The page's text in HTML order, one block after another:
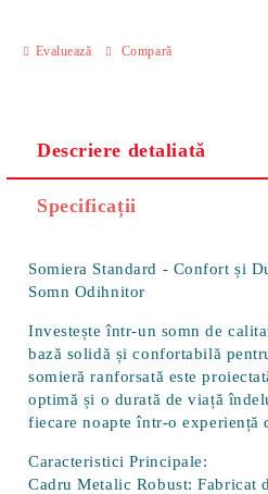
Evaluează Compară
Descriere detaliată
Specificații
Somiera Standard - Confort și
Somn Odihnitor
Investește într-un somn de
bază solidă și confortabilă
somieră ranforsată este
optimă și o durată de viață
fiecare noapte într-o experiență
Caracteristici Principale:
Cadru Metalic Robust: Fabricat